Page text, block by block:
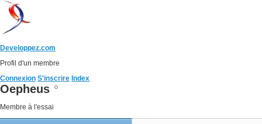
Developpez.com
Profil d'un membre
Connexion S'inscrire Index
Oepheus
Membre à l'essai